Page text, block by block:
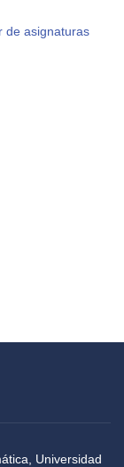
de asignaturas
Universidad